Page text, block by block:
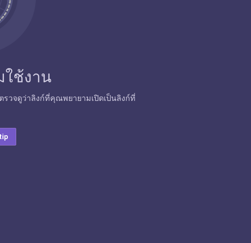
ช้งาน
วจดูว่าลิงก์ที่คุณพยายามเปิดเป็นลิงก์ที่